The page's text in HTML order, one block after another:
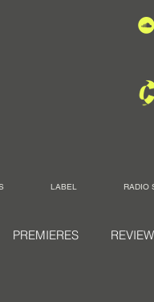
LABEL RADIO
PREMIERES